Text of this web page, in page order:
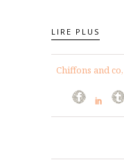
LIRE PLUS
Chiffons and